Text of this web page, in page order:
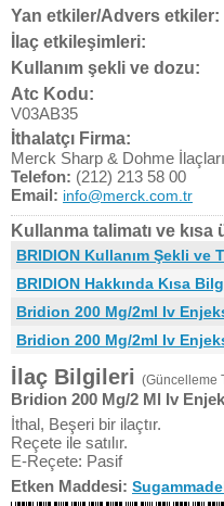
Yan etkiler/Advers etkiler:
İlaç etkileşimleri:
Kullanım şekli ve dozu:
Atc Kodu:
V03AB35
İthalatçı Firma:
Merck Sharp & Dohme
Telefon: (212) 213 58 00
Email: info@merck.com.tr
Kullanma talimatı ve
BRIDION Kullanım Şekli ve
BRIDION Hakkında Kısa
Bridion 200 Mg/2ml Iv
Bridion 200 Mg/2ml Iv
İlaç Bilgileri (Güncelleme
Bridion 200 Mg/2 Ml Iv
İthal, Beşeri bir ilaçtır.
Reçete ile satılır.
E-Reçete: Pasif
Etken Maddesi: